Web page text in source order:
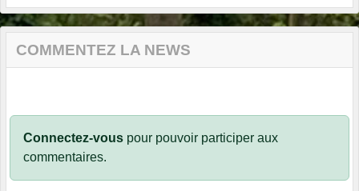
COMMENTEZ LA NEWS
Connectez-vous pour pouvoir participer aux
commentaires.